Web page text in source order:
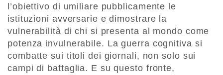
l’obiettivo di umiliare pubblicamente le
istituzioni avversarie e dimostrare la
vulnerabilità di chi si presenta al mondo come
potenza invulnerabile. La guerra cognitiva si
combatte sui titoli dei giornali, non solo sui
campi di battaglia. E su questo fronte,